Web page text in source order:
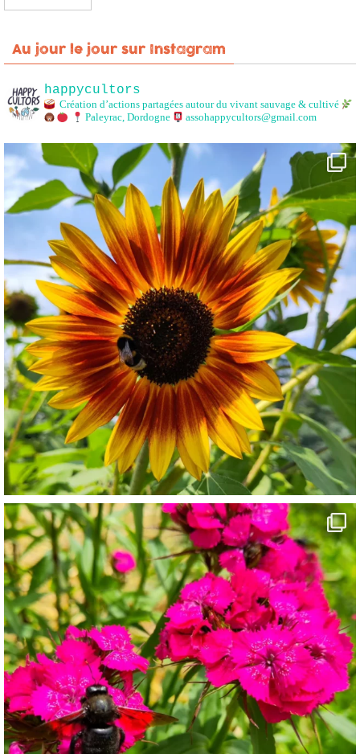
Au jour le jour sur Instagram
happycultors
Création d’actions partagées autour du vivant sauvage & cultivé
Paleyrac, Dordogne
assohappycultors@gmail.com